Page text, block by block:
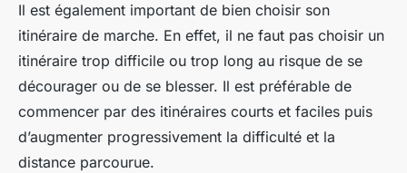
Il est également important de bien choisir son
itinéraire de marche. En effet, il ne faut pas choisir un
itinéraire trop difficile ou trop long au risque de se
décourager ou de se blesser. Il est préférable de
commencer par des itinéraires courts et faciles puis
d’augmenter progressivement la difficulté et la
distance parcourue.